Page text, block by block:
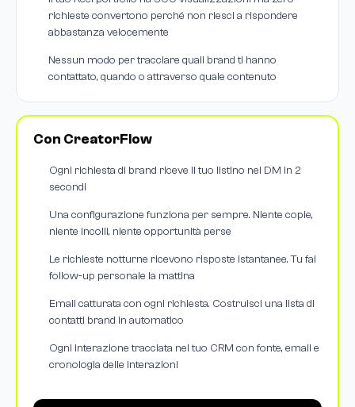
richieste convertono perché non riesci a rispondere
abbastanza velocemente
Nessun modo per tracciare quali brand ti hanno
contattato, quando o attraverso quale contenuto
Con CreatorFlow
Ogni richiesta di brand riceve il tuo listino nei DM in 2
secondi
Una configurazione funziona per sempre. Niente copie,
niente incolli, niente opportunità perse
Le richieste notturne ricevono risposte istantanee. Tu fai
follow-up personale la mattina
Email catturata con ogni richiesta. Costruisci una lista di
contatti brand in automatico
Ogni interazione tracciata nel tuo CRM con fonte, email e
cronologia delle interazioni